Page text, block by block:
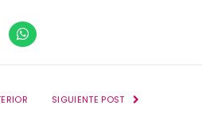
WhatsApp
SIGUIENTE POST